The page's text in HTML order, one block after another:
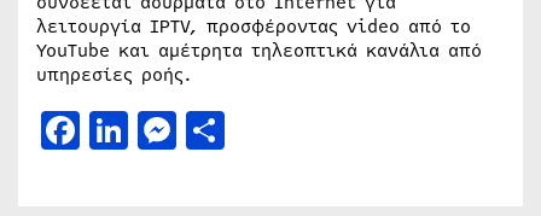
λειτουργία IPTV, προσφέροντας video από το
YouTube και αμέτρητα τηλεοπτικά κανάλια από
υπηρεσίες ροής.
Facebook
LinkedIn
Messenger